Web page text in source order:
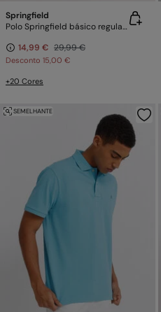
Springfield
Polo Springfield básico regular fit
14,99 € 29,99 €
Desconto 15,00 €
+20 Cores
SEMELHANTE